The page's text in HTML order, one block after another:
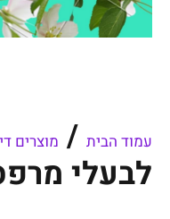
עמוד הבית / מוצרים
לבעלי